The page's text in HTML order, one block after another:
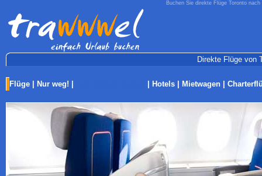
Buchen Sie direkte Flüge Toronto
Direkte Flüge von
Flüge Nur weg! Hotels Mietwagen